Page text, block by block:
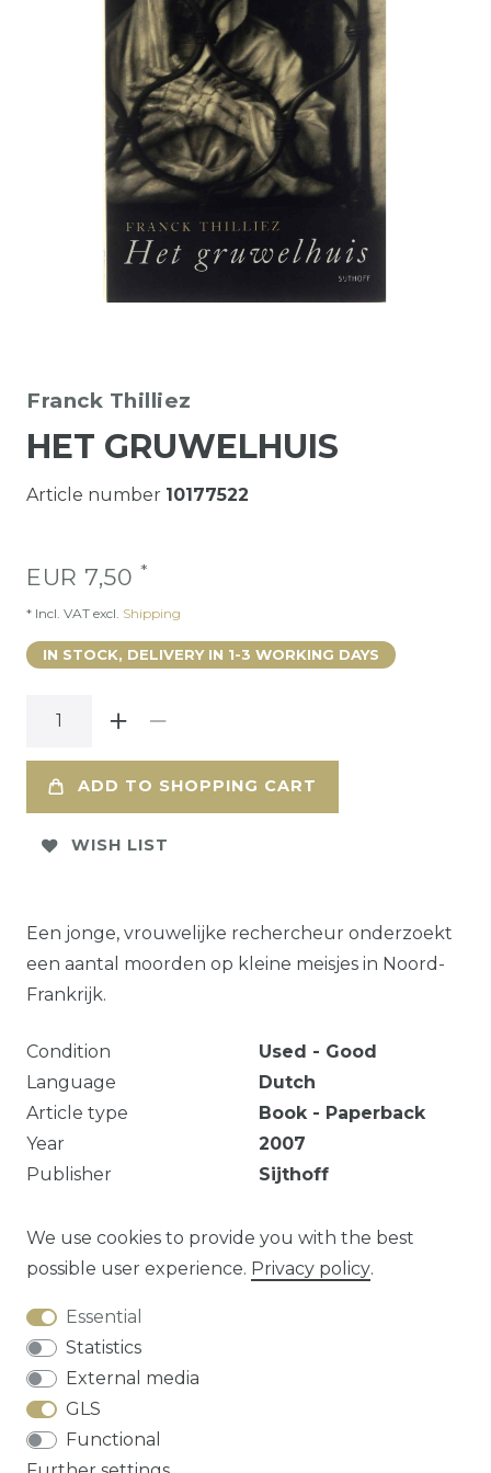
Franck Thilliez
HET GRUWELHUIS
Article number 10177522
EUR 7,50 *
* Incl. VAT excl. Shipping
IN STOCK, DELIVERY IN 1-3 WORKING DAYS
ADD TO SHOPPING CART
WISH LIST
Een jonge, vrouwelijke rechercheur onderzoekt
een aantal moorden op kleine meisjes in Noord-
Frankrijk.
Condition
Used - Good
Language
Dutch
Article type
Book - Paperback
Year
2007
Publisher
Sijthoff
EAN
9789024559008
Question about this article?
Cancellation rights
We use cookies to provide you with the best
possible user experience. Privacy policy.
Essential
Statistics
External media
GLS
Functional